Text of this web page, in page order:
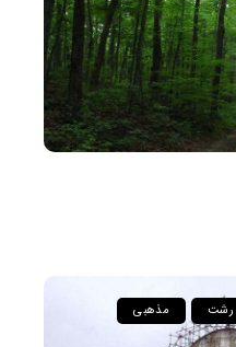
رشت مذهبی